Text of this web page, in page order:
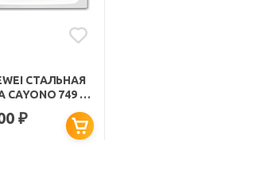
СТАЛЬНАЯ
CAYONO 749 С
EASY-
₽